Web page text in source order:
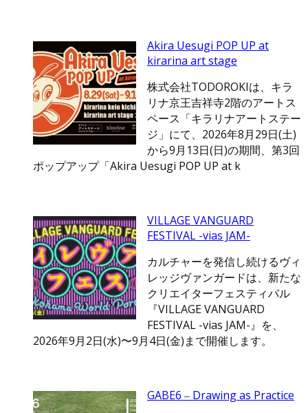
Akira Uesugi POP UP at
kirarina art stage
株式会社TODOROKIは、キラ
リナ京王吉祥寺2階のアートス
ペース「キラリナアートステー
ジ」にて、2026年8月29日(土)
から9月13日(日)の期間、第3回
ポップアップ「Akira Uesugi POP UP at k
VILLAGE VANGUARD
FESTIVAL -vias JAM-
カルチャーを発信し続けるヴィ
レッジヴァンガードは、新たな
クリエイターフェスティバル
『VILLAGE VANGUARD
FESTIVAL -vias JAM-』を、
2026年9月2日(水)〜9月4日(金)まで開催します。
GABE6 ‒ Drawing as Practice